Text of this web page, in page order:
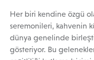
Her biri kendine özgü
seremonileri, kahvenin
dünya genelinde
gösteriyor. Bu